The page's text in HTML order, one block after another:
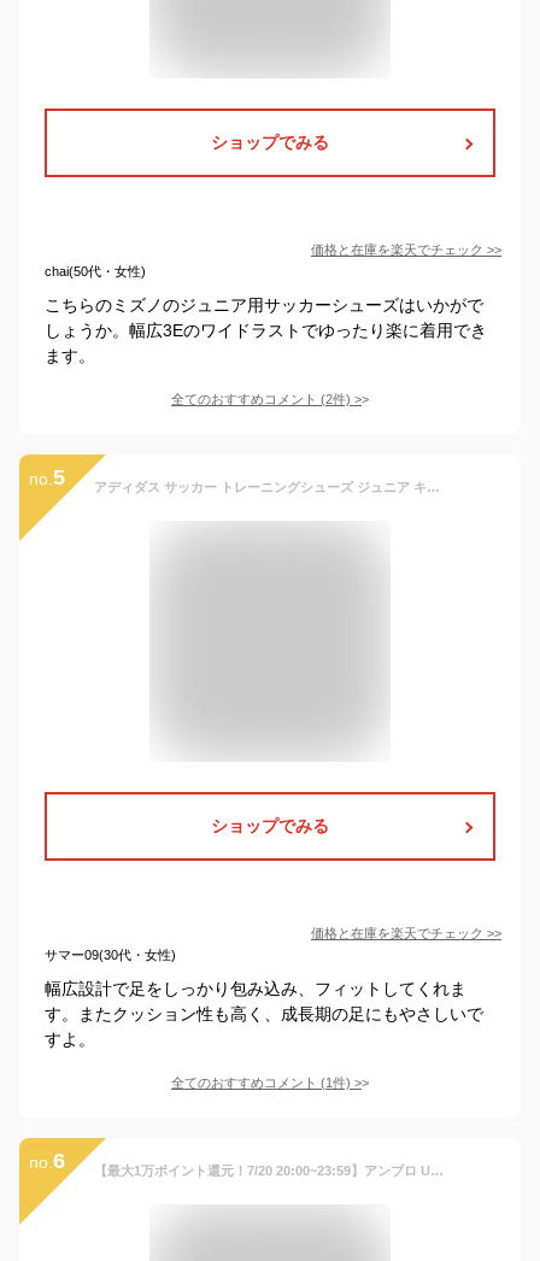
ショップでみる
価格と在庫を楽天でチェック >>
chai(50代・女性)
こちらのミズノのジュニア用サッカーシューズはいかがで
しょうか。幅広3Eのワイドラストでゆったり楽に着用でき
ます。
全てのおすすめコメント (2件) >
no. 5 アディダス サッカー トレーニングシューズ ジュニア キッズ プレデター CLUB TF ターフ用 Predator Club TF Kids ID3428 NKE62 adidas sc
ショップでみる
価格と在庫を楽天でチェック >>
サマー09(30代・女性)
幅広設計で足をしっかり包み込み、フィットしてくれま
す。またクッション性も高く、成長期の足にもやさしいで
すよ。
全てのおすすめコメント (1件) >
no. 6 【最大1万ポイント還元！7/20 20:00~23:59】アンブロ UMBRO サッカー トレーニングシューズ ジュニア アクセレイターSB JR ワイド 幅広 トレシュー キッズ UF5SFCT8J